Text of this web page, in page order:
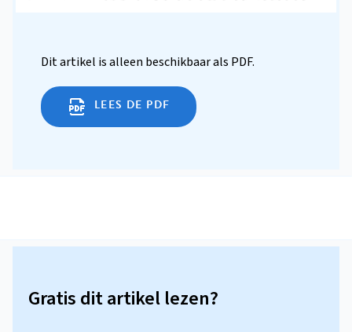
Dit artikel is alleen beschikbaar als PDF.
LEES DE PDF
Gratis dit artikel lezen?